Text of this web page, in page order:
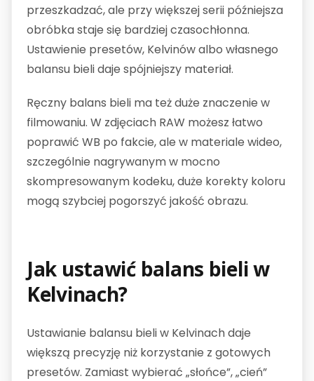
przeszkadzać, ale przy większej serii późniejsza
obróbka staje się bardziej czasochłonna.
Ustawienie presetów, Kelvinów albo własnego
balansu bieli daje spójniejszy materiał.
Ręczny balans bieli ma też duże znaczenie w
filmowaniu. W zdjęciach RAW możesz łatwo
poprawić WB po fakcie, ale w materiale wideo,
szczególnie nagrywanym w mocno
skompresowanym kodeku, duże korekty koloru
mogą szybciej pogorszyć jakość obrazu.
Jak ustawić balans bieli w
Kelvinach?
Ustawianie balansu bieli w Kelvinach daje
większą precyzję niż korzystanie z gotowych
presetów. Zamiast wybierać „słońce”, „cień”